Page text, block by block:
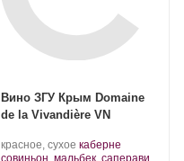
Вино ЗГУ Крым Domaine
de la Vivandière VN
Производитель:
Domaine
красное, сухое .
Сорт
каберне
совиньон, мальбек, саперави.